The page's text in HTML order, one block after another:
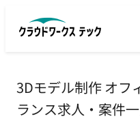
3Dモデル制作 オフ
ランス求人・案件